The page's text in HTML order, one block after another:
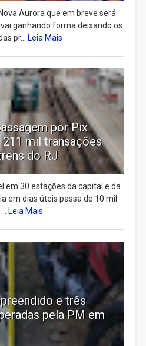
Aurora que em breve será
ganhando forma deixando os
pr... Leia Mais
por Pix
mil transações
do RJ
em 30 estações da capital e da
em dias úteis passa de 10 mil
Leia Mais
e três
pela PM em